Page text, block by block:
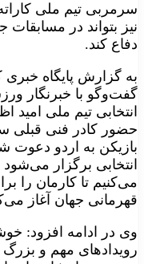
سرمربی تیم ملی
نیز بتواند در مسابقات
دفاع کند.
به گزارش پایگاه خبری
گفت‌وگو با خبرنگار
انتخابی تیم ملی امید
بازیکن به اردو دعوت
انتخابی برگزار
می‌کنیم تا کارمان را
قهرمانی جهان آغاز
وی در ادامه افزود:
رویدادهای مهم و بزرگ